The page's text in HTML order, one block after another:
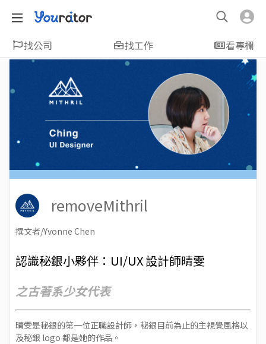
找公司 找工作 看專欄
removeMithril
撰文者/Yvonne Chen
認識秘銀小夥伴：UI/UX 設計師晴雯
之古著系少女代表
晴雯是秘銀的第一位正職設計師，秘銀目前為止的主視覺風格以
及秘銀 logo 都是她的作品。